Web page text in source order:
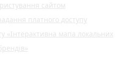
сайтом
платного доступу
«Інтерактивна мапа локальних